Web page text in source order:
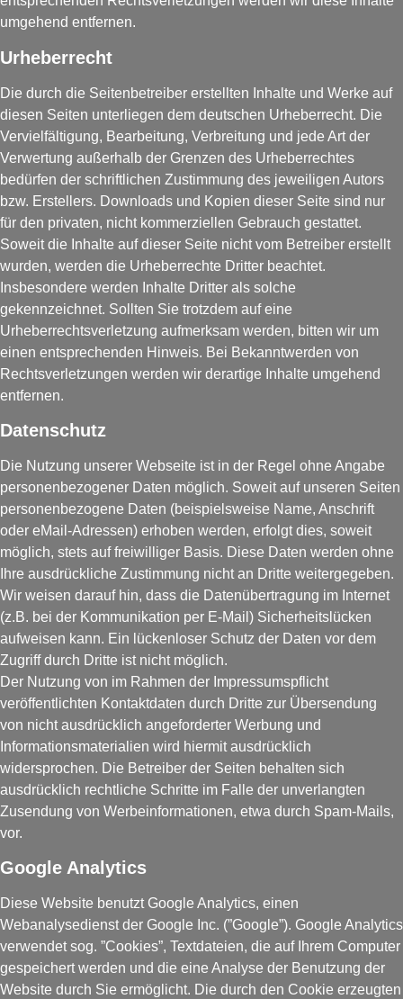
umgehend entfernen.
Urheberrecht
Die durch die Seitenbetreiber erstellten Inhalte und Werke auf
diesen Seiten unterliegen dem deutschen Urheberrecht. Die
Vervielfältigung, Bearbeitung, Verbreitung und jede Art der
Verwertung außerhalb der Grenzen des Urheberrechtes
bedürfen der schriftlichen Zustimmung des jeweiligen Autors
bzw. Erstellers. Downloads und Kopien dieser Seite sind nur
für den privaten, nicht kommerziellen Gebrauch gestattet.
Soweit die Inhalte auf dieser Seite nicht vom Betreiber erstellt
wurden, werden die Urheberrechte Dritter beachtet.
Insbesondere werden Inhalte Dritter als solche
gekennzeichnet. Sollten Sie trotzdem auf eine
Urheberrechtsverletzung aufmerksam werden, bitten wir um
einen entsprechenden Hinweis. Bei Bekanntwerden von
Rechtsverletzungen werden wir derartige Inhalte umgehend
entfernen.
Datenschutz
Die Nutzung unserer Webseite ist in der Regel ohne Angabe
personenbezogener Daten möglich. Soweit auf unseren Seiten
personenbezogene Daten (beispielsweise Name, Anschrift
oder eMail-Adressen) erhoben werden, erfolgt dies, soweit
möglich, stets auf freiwilliger Basis. Diese Daten werden ohne
Ihre ausdrückliche Zustimmung nicht an Dritte weitergegeben.
Wir weisen darauf hin, dass die Datenübertragung im Internet
(z.B. bei der Kommunikation per E-Mail) Sicherheitslücken
aufweisen kann. Ein lückenloser Schutz der Daten vor dem
Zugriff durch Dritte ist nicht möglich.
Der Nutzung von im Rahmen der Impressumspflicht
veröffentlichten Kontaktdaten durch Dritte zur Übersendung
von nicht ausdrücklich angeforderter Werbung und
Informationsmaterialien wird hiermit ausdrücklich
widersprochen. Die Betreiber der Seiten behalten sich
ausdrücklich rechtliche Schritte im Falle der unverlangten
Zusendung von Werbeinformationen, etwa durch Spam-Mails,
vor.
Google Analytics
Diese Website benutzt Google Analytics, einen
Webanalysedienst der Google Inc. (”Google”). Google Analytics
verwendet sog. ”Cookies”, Textdateien, die auf Ihrem Computer
gespeichert werden und die eine Analyse der Benutzung der
Website durch Sie ermöglicht. Die durch den Cookie erzeugten